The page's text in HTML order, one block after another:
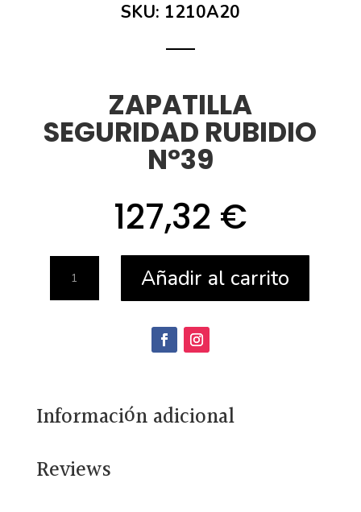
SKU: 1210A20
ZAPATILLA
SEGURIDAD RUBIDIO
Nº39
127,32 €
Añadir al carrito
Información adicional
Reviews